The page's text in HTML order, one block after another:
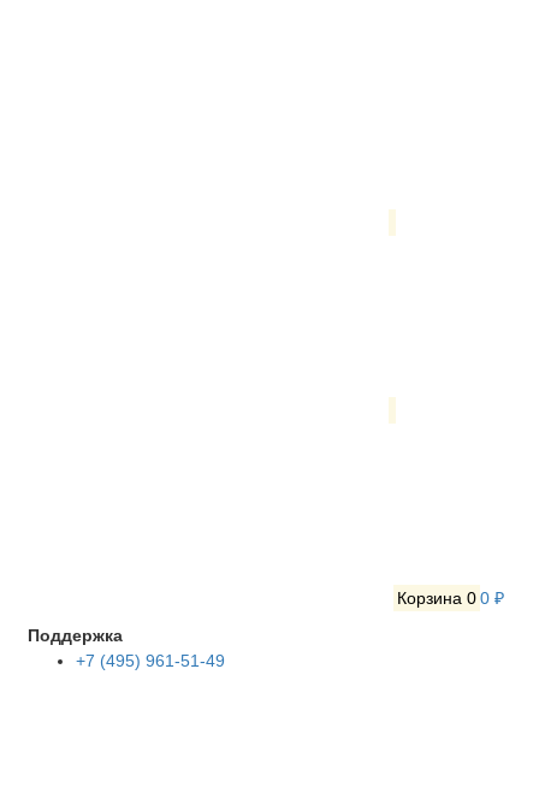
Корзина 00 ₽
Поддержка
+7 (495) 961-51-49